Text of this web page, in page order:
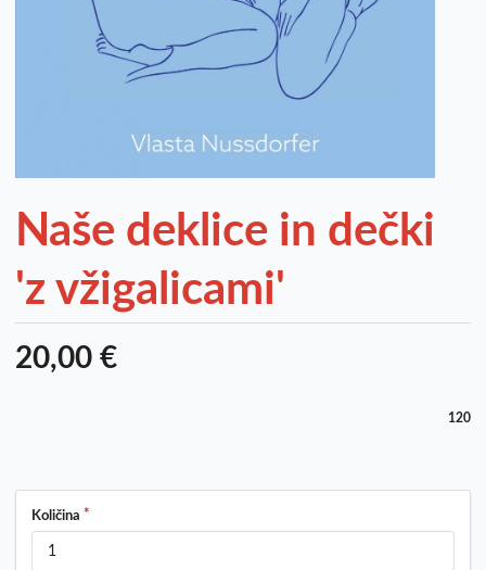
Naše deklice in dečki
'z vžigalicami'
20,00 €
120
Količina